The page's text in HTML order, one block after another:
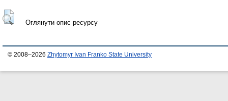
Оглянути опис ресурсу
© 2008–2026 Zhytomyr Ivan Franko State University